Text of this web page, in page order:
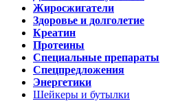
Жиросжигатели
Здоровье и долголетие
Креатин
Протеины
Специальные препараты
Спецпредложения
Энергетики
Шейкеры и бутылки